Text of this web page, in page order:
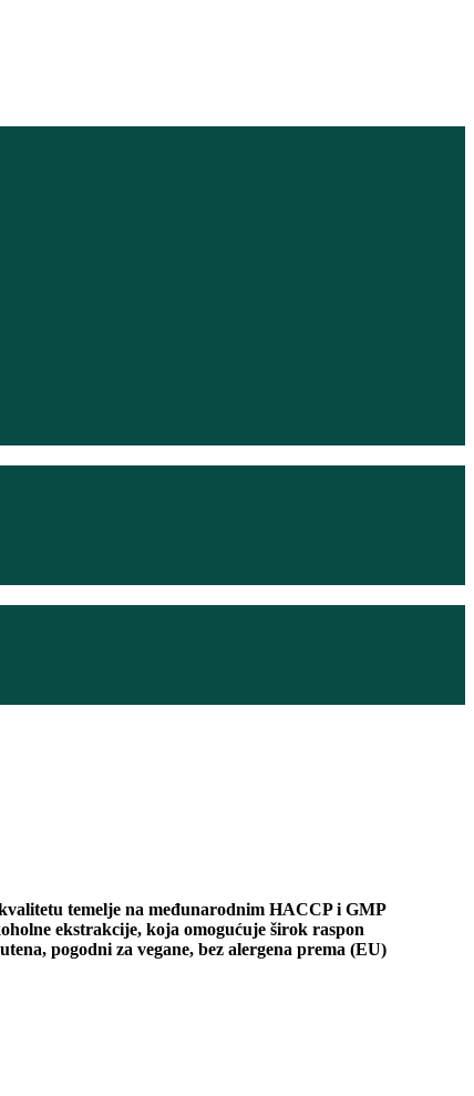
temelje na međunarodnim HACCP i GMP
ekstrakcije, koja omogućuje širok raspon
pogodni za vegane, bez alergena prema (EU)